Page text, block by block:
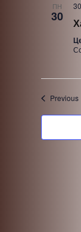
ПН
30
Previous